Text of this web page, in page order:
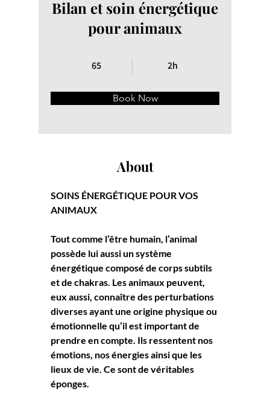
Bilan et soin énergétique
pour animaux
65 2h
Book Now
About
SOINS ÉNERGÉTIQUE POUR VOS
ANIMAUX
Tout comme l’être humain, l’animal
possède lui aussi un système
énergétique composé de corps subtils
et de chakras. Les animaux peuvent,
eux aussi, connaître des perturbations
diverses ayant une origine physique ou
émotionnelle qu’il est important de
prendre en compte. Ils ressentent nos
émotions, nos énergies ainsi que les
lieux de vie. Ce sont de véritables
éponges.